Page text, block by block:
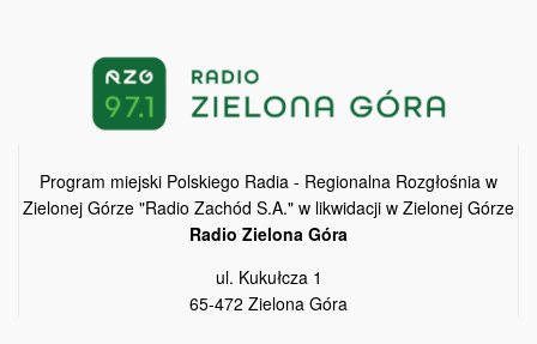
Program miejski Polskiego Radia - Regionalna Rozgłośnia w
Zielonej Górze "Radio Zachód S.A." w likwidacji w Zielonej Górze
Radio Zielona Góra
ul. Kukułcza 1
65-472 Zielona Góra